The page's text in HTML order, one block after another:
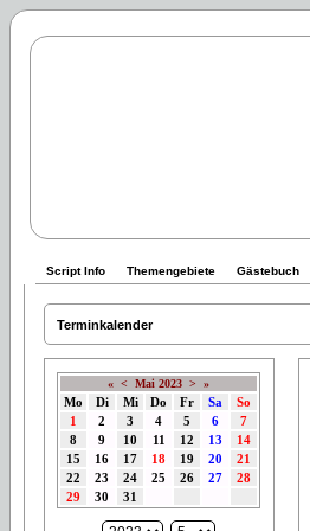
Script Info Themengebiete Gästebuch
Terminkalender
« < Mai 2023 > »
Mo Di Mi Do Fr Sa
So
1
2 3 4 5 6
7
8
9 10 11 12 13
14
15
16 17 18 19 20
21
22
23 24 25 26 27
28
29
30 31